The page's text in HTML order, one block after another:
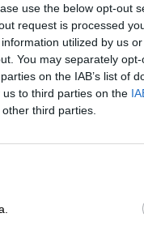
use the below opt-out
request is processed
utilized by us
You may separately
on the IAB’s list of
to third parties on the
third parties.
eso, en una
no hizo más
de este régimen,
exponente en